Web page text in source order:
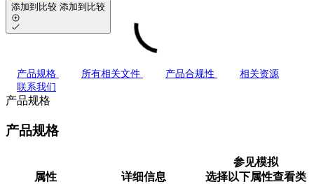
添加到比较 添加到比较
产品规格 所有相关文件 产品合规性
相关资源
联系我们
产品规格
产品规格
属性 详细信息
参见模拟
选择以下属性查看类